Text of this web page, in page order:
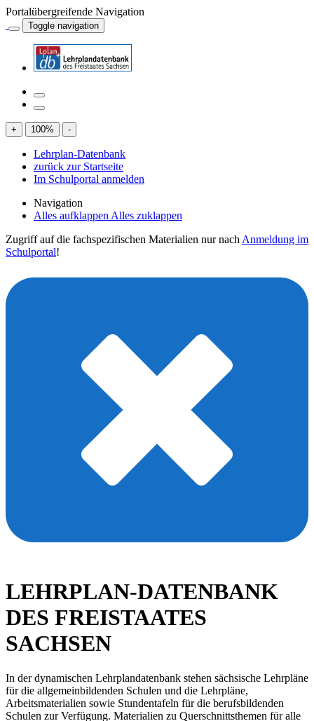
Portalübergreifende Navigation
Toggle navigation
+ 100% -
Lehrplan-Datenbank
zurück zur Startseite
Im Schulportal anmelden
Navigation
Alles aufklappen Alles zuklappen
Zugriff auf die fachspezifischen Materialien nur nach Anmeldung im
Schulportal!
LEHRPLAN-DATENBANK
DES FREISTAATES
SACHSEN
In der dynamischen Lehrplandatenbank stehen sächsische Lehrpläne
für die allgemeinbildenden Schulen und die Lehrpläne,
Arbeitsmaterialien sowie Stundentafeln für die berufsbildenden
Schulen zur Verfügung. Materialien zu Querschnittsthemen für alle